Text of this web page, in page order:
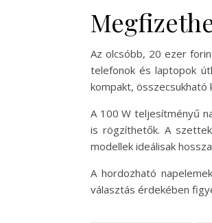
Az olcsóbb, 20 ezer
telefonok és laptopok
kompakt, összecsukható
A 100 W teljesítményű
is rögzíthetők. A
modellek ideálisak
A hordozható
választás érdekében